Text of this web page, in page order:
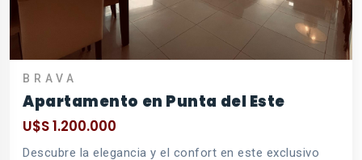
BRAVA
Apartamento en Punta del Este
U$S 1.200.000
Descubre la elegancia y el confort en este exclusivo